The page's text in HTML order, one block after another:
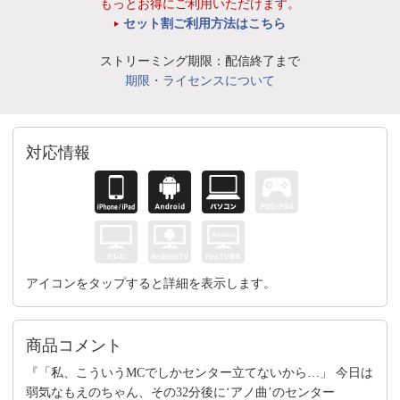
もっとお得にご利用いただけます。
セット割ご利用方法はこちら
ストリーミング期限：配信終了まで
期限・ライセンスについて
対応情報
アイコンをタップすると詳細を表示します。
商品コメント
『「私、こういうMCでしかセンター立てないから…」 今日は
弱気なもえのちゃん、その32分後に‘アノ曲’のセンター